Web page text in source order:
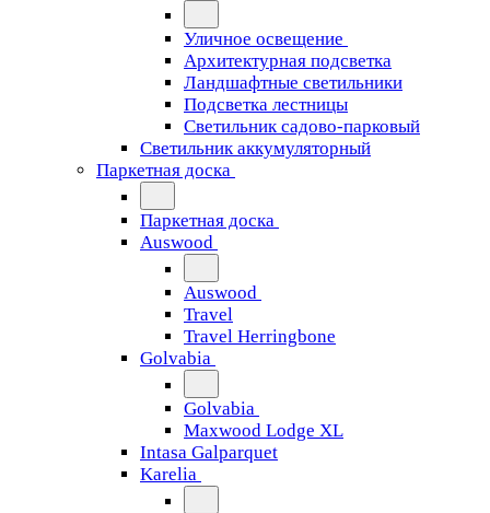
Уличное освещение
Архитектурная подсветка
Ландшафтные светильники
Подсветка лестницы
Светильник садово-парковый
Светильник аккумуляторный
Паркетная доска
Паркетная доска
Auswood
Auswood
Travel
Travel Herringbone
Golvabia
Golvabia
Maxwood Lodge XL
Intasa Galparquet
Karelia